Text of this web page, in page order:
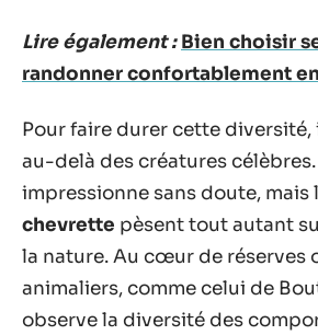
Lire également : Bien choisir
randonner confortablement
Pour faire durer cette
au-delà des créatures célèbres.
impressionne sans doute, mais
chevrette pèsent tout autant
la nature. Au cœur de réserves
animaliers, comme celui de
observe la diversité des